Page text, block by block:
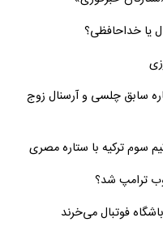
یا خداحافظی؟
سابق چلسی و آرسنال زوج
سوم ترکیه با ستاره مصری
ترامپ شد؟
فوتبال می‌خرند